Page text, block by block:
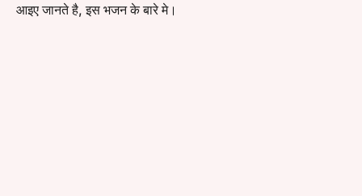
आइए जानते है, इस भजन के बारे मे।